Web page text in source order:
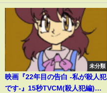
未分類
映画『22年目の告白 -私が殺人犯
です-』15秒TVCM(殺人犯編)